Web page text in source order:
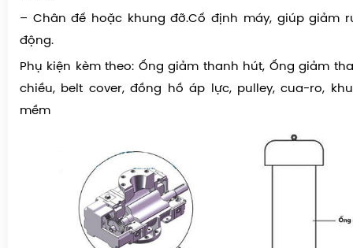
– Chân đế hoặc khung đỡ.Cố định máy, giúp giảm
động.
Phụ kiện kèm theo: Ống giảm thanh hút, Ống giảm
chiều, belt cover, đồng hồ áp lực, pulley, cua-ro,
mềm